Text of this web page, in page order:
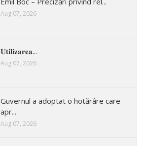
Aug 07, 2026
𝐔𝐭𝐢𝐥𝐢𝐳𝐚𝐫𝐞𝐚...
Aug 07, 2026
Guvernul a adoptat o hotărâre care
apr...
Aug 07, 2026